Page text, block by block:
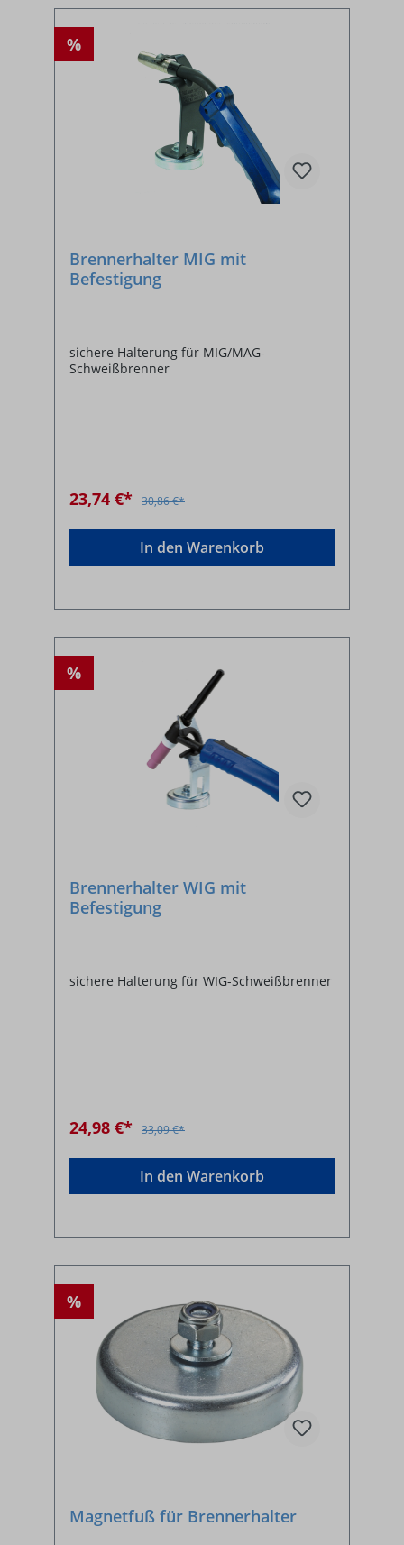
%
Brennerhalter MIG mit
Befestigung
sichere Halterung für MIG/MAG-
Schweißbrenner
23,74 €* 30,86 €*
In den Warenkorb
%
Brennerhalter WIG mit
Befestigung
sichere Halterung für WIG-Schweißbrenner
24,98 €* 33,09 €*
In den Warenkorb
%
Magnetfuß für Brennerhalter